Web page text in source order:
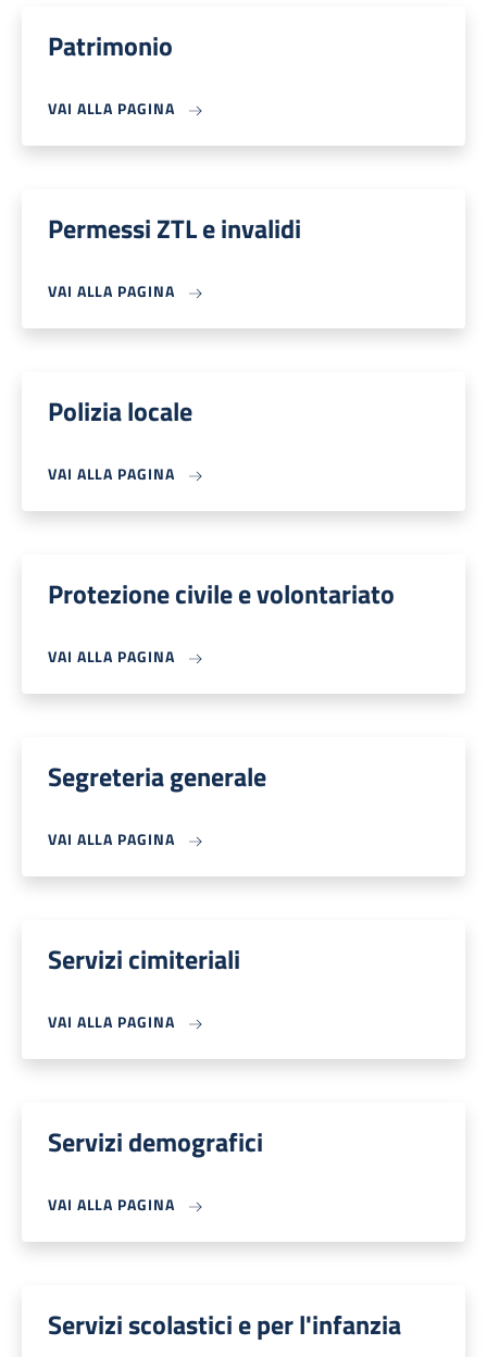
Patrimonio
VAI ALLA PAGINA
Permessi ZTL e invalidi
VAI ALLA PAGINA
Polizia locale
VAI ALLA PAGINA
Protezione civile e volontariato
VAI ALLA PAGINA
Segreteria generale
VAI ALLA PAGINA
Servizi cimiteriali
VAI ALLA PAGINA
Servizi demografici
VAI ALLA PAGINA
Servizi scolastici e per l'infanzia